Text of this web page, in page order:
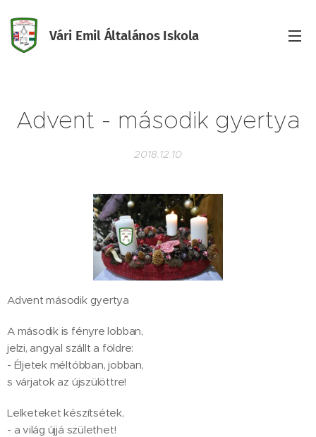
Vári Emil Általános Iskola
Advent - második gyertya
2018.12.10
Advent második gyertya
A második is fényre lobban,
jelzi, angyal szállt a földre:
- Éljetek méltóbban, jobban,
s várjatok az újszülöttre!
Lelketeket készítsétek,
- a világ újjá születhet!